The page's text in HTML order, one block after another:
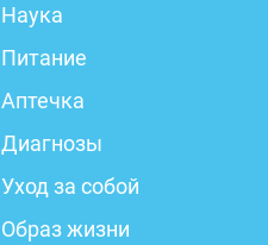
Наука
Питание
Аптечка
Диагнозы
Уход за собой
Образ жизни